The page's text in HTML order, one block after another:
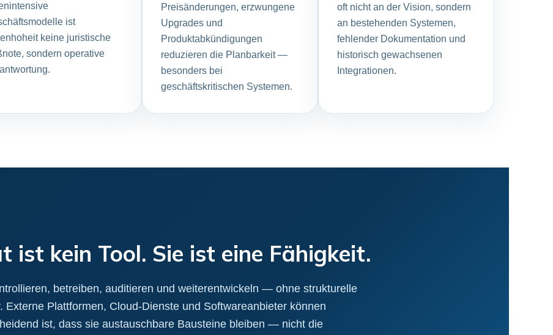
ist
keine juristische
sondern operative
Preisänderungen, erzwungene
Upgrades und
Produktabkündigungen
reduzieren die Planbarkeit —
besonders bei
geschäftskritischen Systemen.
oft nicht an der Vision, sondern
an bestehenden Systemen,
fehlender Dokumentation und
historisch gewachsenen
Integrationen.
ist kein Tool. Sie ist eine Fähigkeit.
betreiben, auditieren und weiterentwickeln — ohne strukturelle
Plattformen, Cloud-Dienste und Softwareanbieter können
ist, dass sie austauschbare Bausteine bleiben — nicht die